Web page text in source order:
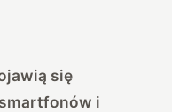
się
i